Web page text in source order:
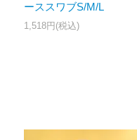
ーススワブS/M/L
1,518円(税込)